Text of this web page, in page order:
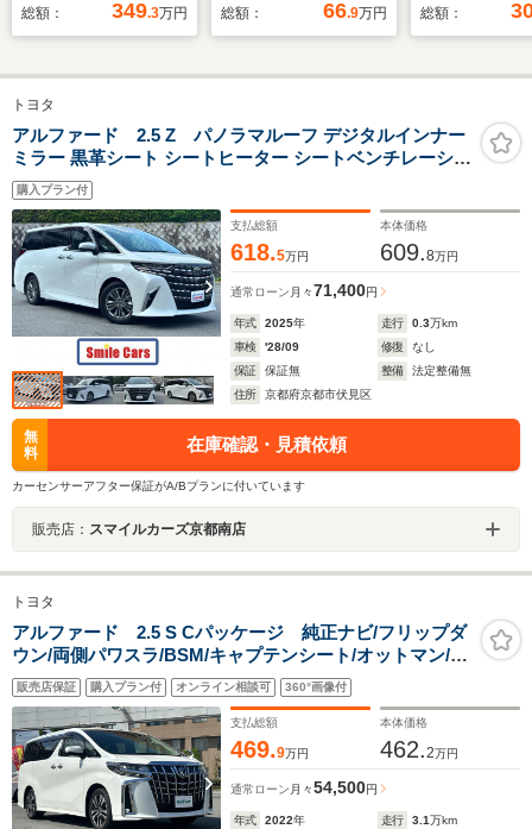
総額： 349.3万円
アバッグ 運転席/エア
ウインドウ
総額： 66.9万円
続 全周囲カメ
ーター ドラレ
BSI
総額：
トヨタ
アルファード 2.5 Z パノラマルーフ デジタルインナー
ミラー 黒革シート シートヒーター シートベンチレーショ
ン メモリー付パワーシート 電動オットマン ステアリング
ヒーター スライドドア ETC2.0 ブラインドスポットモニ
ター
購入プラン付
支払総額
618.5万円
本体価格
609.8万円
通常ローン 月々71,400円
年式 2025年 走行 0.3万km
車検
'28/09 修復
なし
保証
保証無 整備
法定整備無
住所
京都府京都市伏見区
無
料
在庫確認・見積依頼
カーセンサーアフター保証がA/Bプランに付いています
販売店： スマイルカーズ京都南店
トヨタ
アルファード 2.5 S Cパッケージ 純正ナビ/フリップダ
ウン/両側パワスラ/BSM/キャプテンシート/オットマン/サ
ンルーフ/黒革シート/衝突軽減ブレーキ/パワーバックド
ア/キャプテンシート/オットマン/パワーバックドア/デジ
タルインナーミラー/
販売店保証 購入プラン付 オンライン相談可 360°画像付
支払総額
469.9万円
本体価格
462.2万円
通常ローン 月々54,500円
年式 2022年 走行 3.1万km